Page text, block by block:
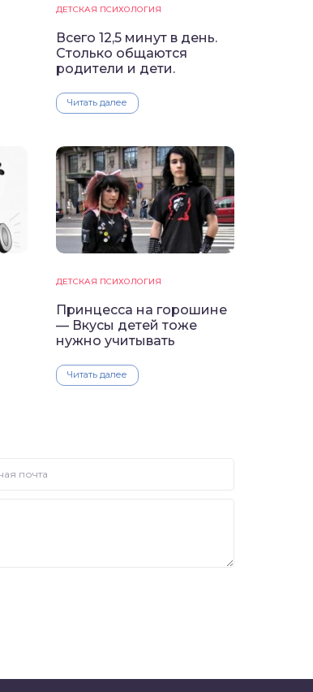
ДЕТСКАЯ ПСИХОЛОГИЯ
Всего 12,5 минут в день.
Столько общаются
родители и дети.
Читать далее
ДЕТСКАЯ ПСИХОЛОГИЯ
Принцесса на горошине
— Вкусы детей тоже
нужно учитывать
Читать далее